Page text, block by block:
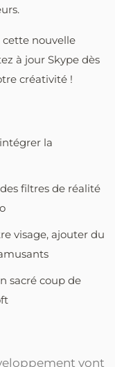
cette nouvelle
à jour Skype dès
créativité !
la
filtres de réalité
visage, ajouter du
sacré coup de
vont